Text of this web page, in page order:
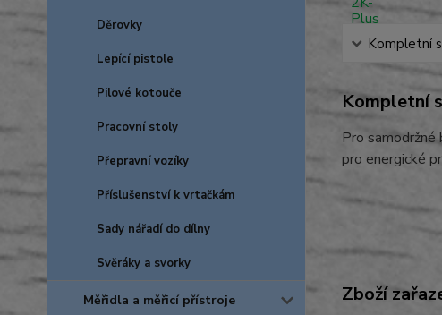
Děrovky
Lepící pistole
Pilové kotouče
Pracovní stoly
Přepravní vozíky
Příslušenství k vrtačkám
Sady nářadí do dílny
Svěráky a svorky
Měřidla a měřicí přístroje
Kompletní
Kompletní
Pro
pro energické
Zboží